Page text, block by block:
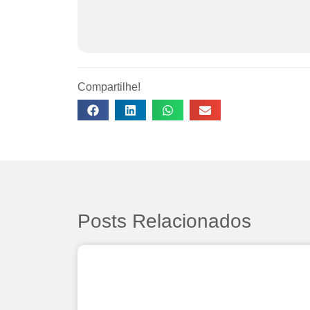
Compartilhe!
Posts Relacionados